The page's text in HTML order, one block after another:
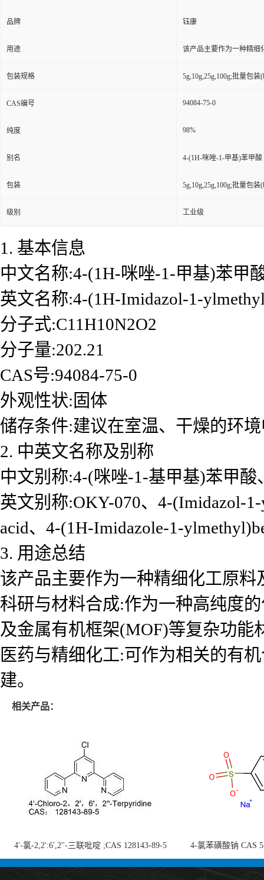
品牌 钰康
用途 该产品主要作为一种精细
包装规格 5g,10g,25g,100g;批量包装
CAS编号 94084-75-0
纯度 98%
别名 4-(1H-咪唑-1-甲基)苯甲酸
包装 5g,10g,25g,100g;批量包装
级别 工业级
1. 基本信息
中文名称:4-(1H-咪唑-1-甲基)苯甲
英文名称:4-(1H-Imidazol-1-
分子式:C11H10N2O2
分子量:202.21
CAS号:94084-75-0
外观性状:固体
储存条件:建议在室温、干燥的环
2. 中英文名称及别称
中文别称:4-(咪唑-1-基甲基)苯甲
英文别称:OKY-070、4-(Imidazol-
acid、4-(1H-Imidazole-1-
3. 用途总结
该产品主要作为一种精细化工原
科研与材料合成:作为一种高纯度
及金属有机框架(MOF)等复杂功能
医药与精细化工:可作为相关的有
建。
相关产品：
4'-氯-2,2':6',2''-三联吡啶 ;CAS 128143-89-5
;4'-Chloro-2,2':6',2''-terpyridine;4-
4-氯苯磺酸钠 CAS